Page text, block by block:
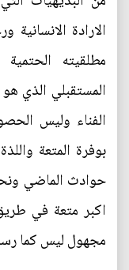
الارادة
مطلقيته
المستقبلي الذي
الفناء وليس
بوفرة المتعة
حوادث الماضي
اكبر متعة في
مجهول ليس كما